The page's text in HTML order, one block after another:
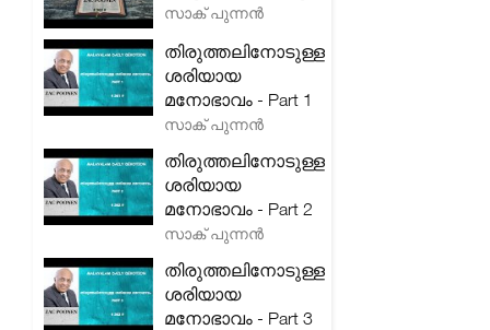
സാക് പുന്നൻ
തിരുത്തലിനോടുള്ള
ശരിയായ
മനോഭാവം - Part 1
സാക് പുന്നൻ
തിരുത്തലിനോടുള്ള
ശരിയായ
മനോഭാവം - Part 2
സാക് പുന്നൻ
തിരുത്തലിനോടുള്ള
ശരിയായ
മനോഭാവം - Part 3